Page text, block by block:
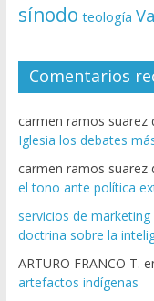
sínodo teología
Comentarios
carmen ramos suarez
Iglesia los debates
carmen ramos suarez
el tono ante política
servicios de
doctrina sobre la
ARTURO FRANCO T.
artefactos indígenas